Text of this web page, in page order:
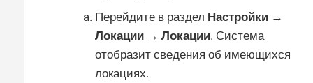
Перейдите в раздел Настройки →
Локации → Локации. Система
отобразит сведения об имеющихся
локациях.